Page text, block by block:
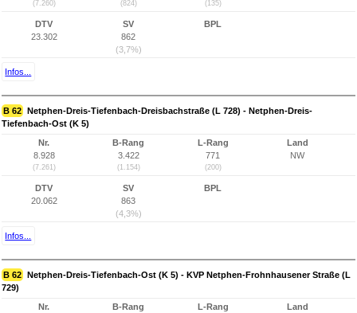
(7.260) (824) (135)
DTV
23.302
SV
862
(3,7%)
BPL
Infos...
B 62 Netphen-Dreis-Tiefenbach-Dreisbachstraße (L 728) - Netphen-Dreis-
Tiefenbach-Ost (K 5)
Nr.
8.928
(7.261)
B-Rang
3.422
(1.154)
L-Rang
771
(200)
Land
NW
DTV
20.062
SV
863
(4,3%)
BPL
Infos...
B 62 Netphen-Dreis-Tiefenbach-Ost (K 5) - KVP Netphen-Frohnhausener Straße (L
729)
Nr.
B-Rang
L-Rang
Land